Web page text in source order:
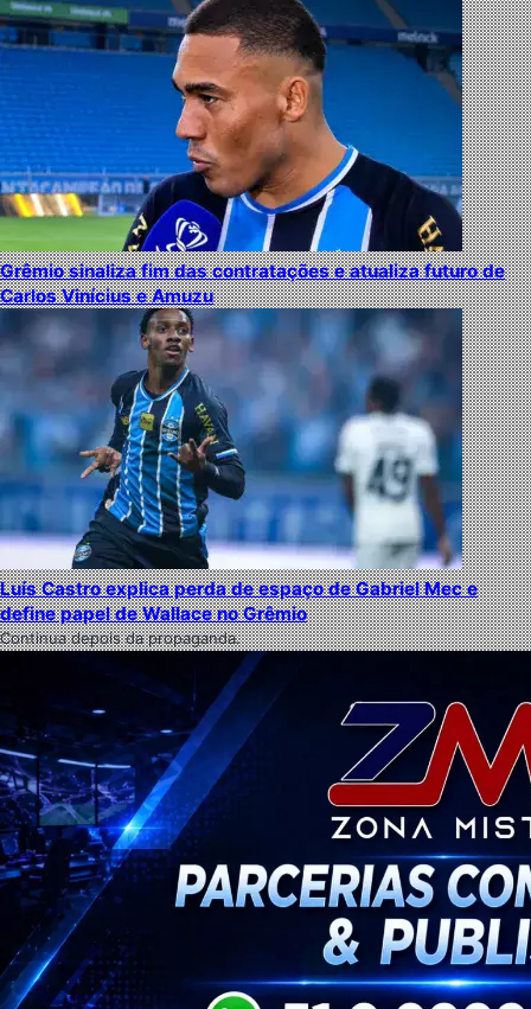
Grêmio sinaliza fim das contratações e atualiza futuro de
Carlos Vinícius e Amuzu
Luís Castro explica perda de espaço de Gabriel Mec e
define papel de Wallace no Grêmio
Continua depois da propaganda.